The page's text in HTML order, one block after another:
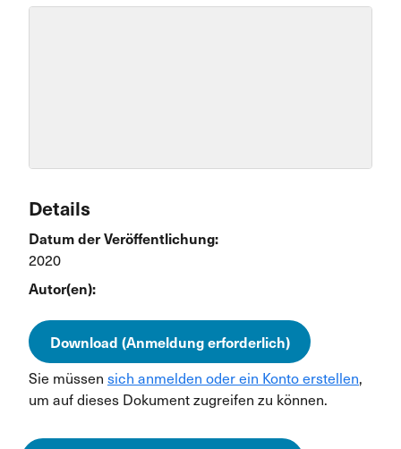
Details
Datum der Veröffentlichung:
2020
Autor(en):
Download (Anmeldung erforderlich)
Sie müssen sich anmelden oder ein Konto erstellen,
um auf dieses Dokument zugreifen zu können.